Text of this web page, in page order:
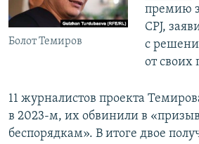
Болот Темиров
премию
CPJ,
с
от своих
11 журналистов проекта
в 2023-м, их обвинили в
беспорядкам». В итоге двое